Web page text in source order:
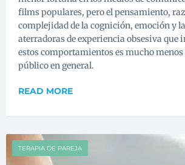
films populares, pero el pensamiento,
complejidad de la cognición, emoción y
aterradoras de experiencia obsesiva que
estos comportamientos es mucho
público en general.
READ MORE
TERAPIA DE PAREJA